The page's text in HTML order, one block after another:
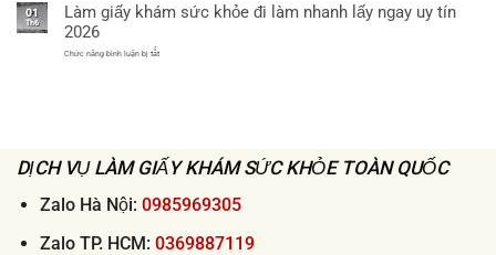
việc
2026
mua
giấy
khỏe
01
Th6
Làm giấy khám sức khỏe đi làm nhanh lấy ngay uy tín
2026
Chức năng bình luận bị tắtở
lấy
ngay
tín
2026
DỊCH VỤ LÀM GIẤY KHÁM SỨC KHỎE TOÀN QUỐC
Zalo Hà Nội: 0985969305
Zalo TP. HCM: 0369887119